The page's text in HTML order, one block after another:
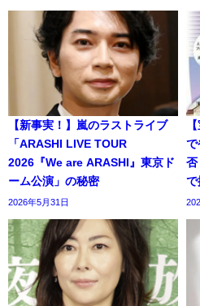
【新事実！】嵐のラストライブ
「ARASHI LIVE TOUR
2026『We are ARASHI』東京ド
ーム公演」の秘密
2026年5月31日
で
否
で